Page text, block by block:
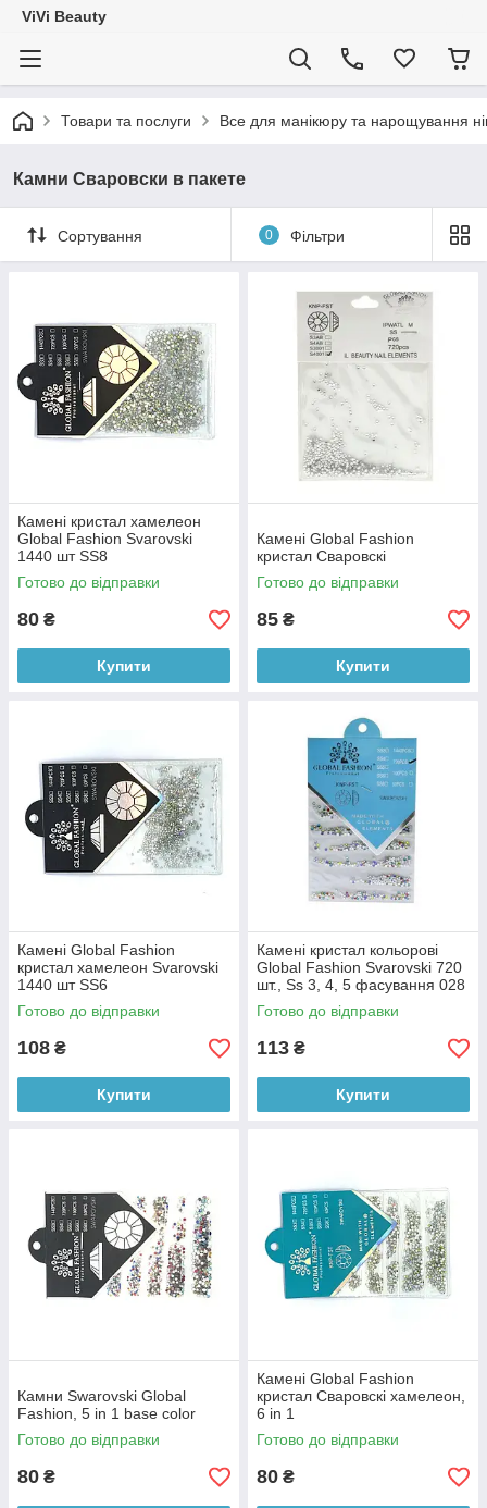
ViVi Beauty
Товари та послуги Все для манікюру та нарощування
Камни Сваровски в пакете
Сортування 0 Фільтри
Камені кристал хамелеон
Global Fashion Svarovski
1440 шт SS8
Готово до відправки
80 ₴
Купити
Камені Global Fashion
кристал Сваровскі
Готово до відправки
85 ₴
Купити
Камені Global Fashion
кристал хамелеон Svarovski
1440 шт SS6
Готово до відправки
108 ₴
Купити
Камені кристал кольорові
Global Fashion Svarovski 720
шт., Ss 3, 4, 5 фасування 028
Готово до відправки
113 ₴
Купити
Камни Swarovski Global
Fashion, 5 in 1 base color
Готово до відправки
80 ₴
Камені Global Fashion
кристал Сваровскі хамелеон,
6 in 1
Готово до відправки
80 ₴